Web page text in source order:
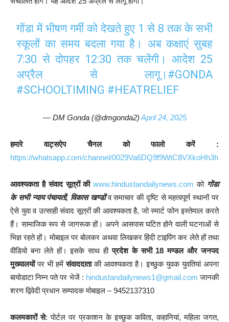
गोंडा में भीषण गर्मी को देखते हुए 1 से 8 तक के सभी
स्कूलों का समय बदला गया है। अब कक्षाएं सुबह
7:30 से दोपहर 12:30 तक चलेंगी। आदेश 25
अप्रैल से लागू। #GONDA
#SCHOOLTIMING #HEATRELIEF
— DM Gonda (@dmgonda2) April 24, 2025
हमारे वाट्सऐप चैनल को फालो करें :
https://whatsapp.com/channel/0029Va6DQ9f9WtC8VXkoHh3h
आवश्यकता है संवाद सूत्रों की www.hindustandailynews.com को गोंडा
के सभी न्याय पंचायतों, विकास खण्डों व समाचार की दृष्टि से महत्वपूर्ण स्थानों पर
ऐसे युवा व उत्साही संवाद सूत्रों की आवश्यकता है, जो स्मार्ट फोन इस्तेमाल करते
हैं। सामाजिक रूप से जागरूक हों। अपने आसपास घटित होने वाली घटनाओं से
भिज्ञ रहते हों। मोबाइल पर बोलकर अथवा लिखकर हिंदी टाइपिंग कर लेते हों तथा
वीडियो बना लेते हों। इसके साथ हीप्रदेश के सभी 18 मण्डल और जनपद
मुख्यालयोंपर भी हमेंसंवाददाताकी आवश्यकता है। इच्छुक युवक युवतियां अपना
बायोडाटा निम्न पते पर भेजें : hindustandailynews1@gmail.com जानकी
शरण द्विवेदी प्रधान सम्पादक मोबाइल – 9452137310
कलमकारों से: पोर्टल पर प्रकाशन के इच्छुक कविता, कहानियां, महिला जगत,